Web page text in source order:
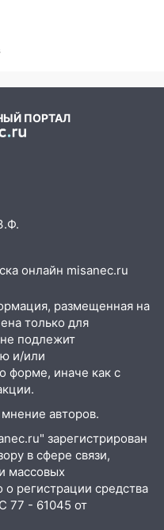
ПОРТАЛ
онлайн misanec.ru
размещенная на
только для
подлежит
и/или
форме, иначе как с
авторов.
зарегистрирован
в сфере связи,
массовых
регистрации средства
77 - 61045 от